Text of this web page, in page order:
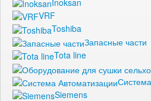
VRF
Toshiba
Запасные части
Tota line
Siemens